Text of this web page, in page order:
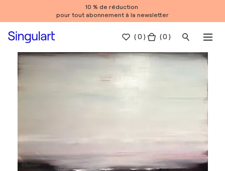
10 % de réduction
pour tout abonnement à la newsletter
(0 ) ( 0 )